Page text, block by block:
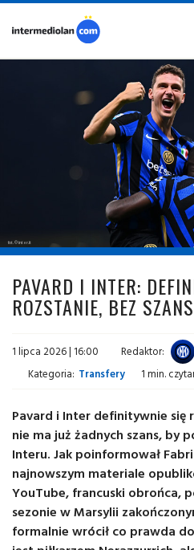
fot. © inter.it
PAVARD I INTER:
ROZSTANIE, BEZ
1 lipca 2026 | 16:00 Redaktor:
Kategoria: Transfery 1 min.
Pavard i Inter definitywnie się
nie ma już żadnych szans, by
Interu. Jak poinformował
najnowszym materiale
YouTube, francuski obrońca,
sezonie w Marsylii
formalnie wrócił co prawda